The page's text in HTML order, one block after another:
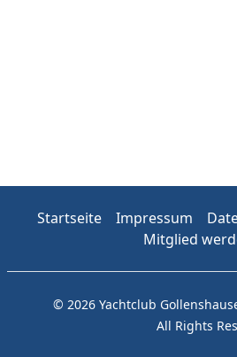
Startseite Impressum
Mitglied
© 2026 Yachtclub
All Rights